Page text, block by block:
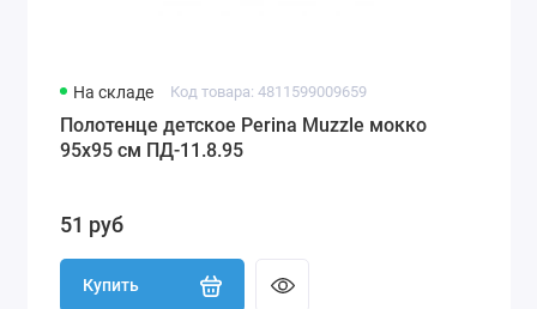
На складе Код товара: 4811599009659
Полотенце детское Perina Muzzle мокко
95х95 см ПД-11.8.95
51 руб
Купить